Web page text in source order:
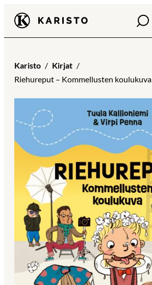
Siirry
suoraan
sisältöön
Karisto Haku
Karisto
Kirjat
Riehureput – Kommellusten koulukuva